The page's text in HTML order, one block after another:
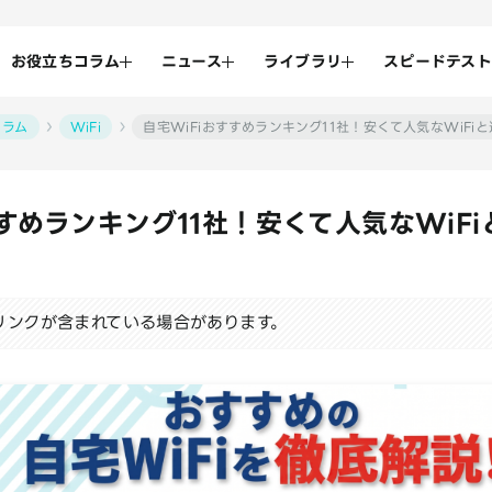
お役立ちコラム ニュース ライブラリ スピードテスト
ム WiFi 自宅WiFiおすすめランキング11社！安くて人気なWiFi
めランキング11社！安くて人気なWiFi
クが含まれている場合があります。